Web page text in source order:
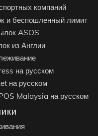
компаний
и беспошленный лимит
ASOS
из Англии
на русском
на русском
Malaysia на русском